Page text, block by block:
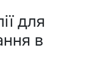
для
в